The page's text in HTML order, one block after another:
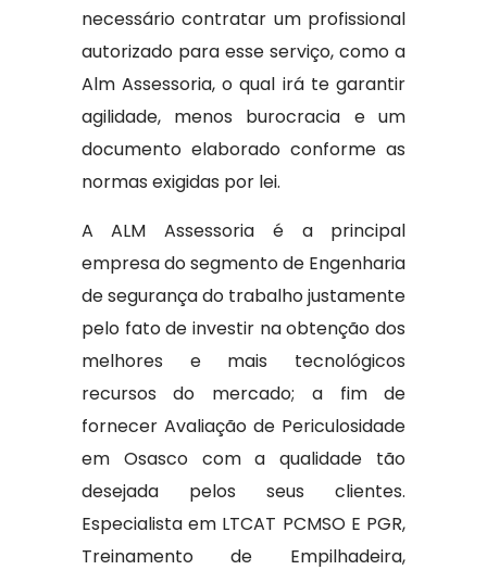
necessário contratar um profissional
autorizado para esse serviço, como a
Alm Assessoria, o qual irá te garantir
agilidade, menos burocracia e um
documento elaborado conforme as
normas exigidas por lei.
A ALM Assessoria é a principal
empresa do segmento de Engenharia
de segurança do trabalho justamente
pelo fato de investir na obtenção dos
melhores e mais tecnológicos
recursos do mercado; a fim de
fornecer Avaliação de Periculosidade
em Osasco com a qualidade tão
desejada pelos seus clientes.
Especialista em LTCAT PCMSO E PGR,
Treinamento de Empilhadeira,